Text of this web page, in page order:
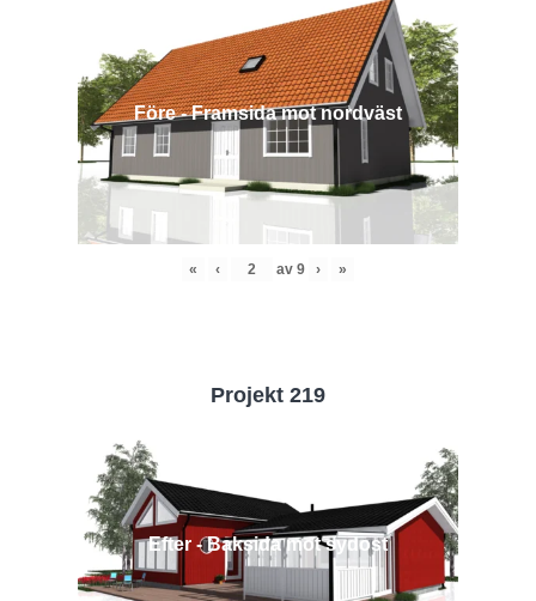
Före - Framsida mot nordväst
« ‹ av 9 › »
Projekt 219
Efter - Baksida mot sydost